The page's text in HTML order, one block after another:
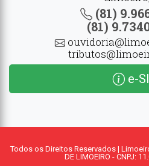
(81)
(81)
e-
Todos os Direitos Reservados |
DE LIMOEIRO - CNPJ: